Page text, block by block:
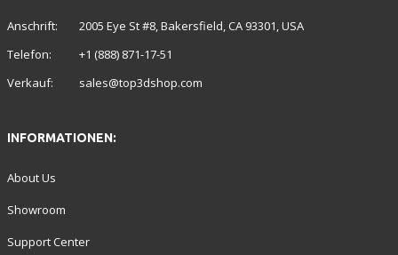
Anschrift:
2005 Eye St #8, Bakersfield, CA 93301, USA
Telefon:
+1 (888) 871-17-51
Verkauf:
sales@top3dshop.com
INFORMATIONEN:
About Us
Showroom
Support Center